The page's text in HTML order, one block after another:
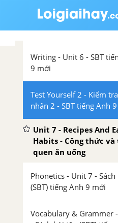
Reading - Unit 6 - SBT
9 mới
Writing - Unit 6 - SBT
9 mới
Test Yourself 2 - Kiểm
nhân 2 - SBT tiếng Anh
Unit 7 - Recipes And
Habits - Công thức và
quen ăn uống
Phonetics - Unit 7 -
(SBT) tiếng Anh 9 mới
Vocabulary & Grammer